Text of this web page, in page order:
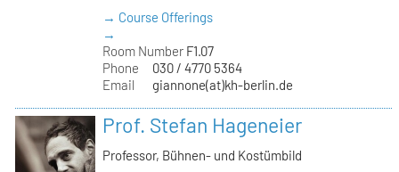
→ Course Offerings
→
Room Number F1.07
Phone
030 / 4770 5364
Email
giannone(at)kh-berlin.de
Prof. Stefan Hageneier
Professor, Bühnen- und Kostümbild